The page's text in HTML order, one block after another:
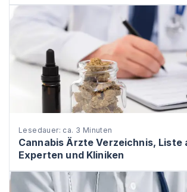
Lesedauer: ca. 3 Minuten
Cannabis Ärzte Verzeichnis, Liste
Experten und Kliniken